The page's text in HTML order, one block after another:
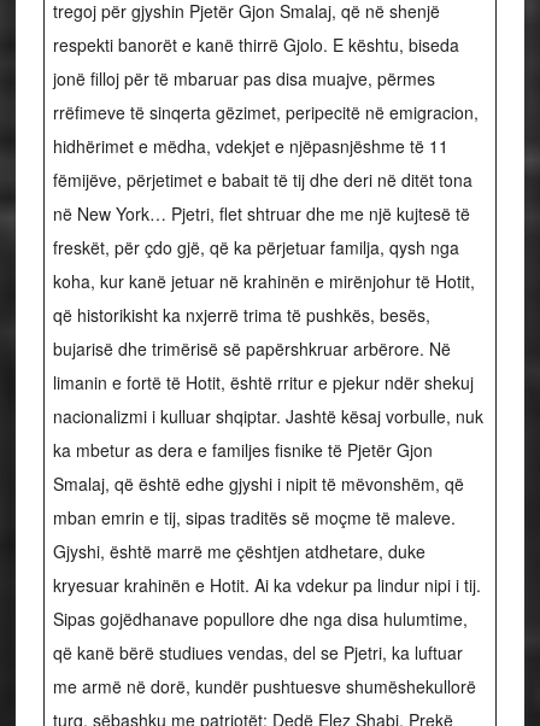
tregoj për gjyshin Pjetër Gjon Smalaj, që në shenjë
respekti banorët e kanë thirrë Gjolo. E kështu, biseda
jonë filloj për të mbaruar pas disa muajve, përmes
rrëfimeve të sinqerta gëzimet, peripecitë në emigracion,
hidhërimet e mëdha, vdekjet e njëpasnjëshme të 11
fëmijëve, përjetimet e babait të tij dhe deri në ditët tona
në New York… Pjetri, flet shtruar dhe me një kujtesë të
freskët, për çdo gjë, që ka përjetuar familja, qysh nga
koha, kur kanë jetuar në krahinën e mirënjohur të Hotit,
që historikisht ka nxjerrë trima të pushkës, besës,
bujarisë dhe trimërisë së papërshkruar arbërore. Në
limanin e fortë të Hotit, është rritur e pjekur ndër shekuj
nacionalizmi i kulluar shqiptar. Jashtë kësaj vorbulle, nuk
ka mbetur as dera e familjes fisnike të Pjetër Gjon
Smalaj, që është edhe gjyshi i nipit të mëvonshëm, që
mban emrin e tij, sipas traditës së moçme të maleve.
Gjyshi, është marrë me çështjen atdhetare, duke
kryesuar krahinën e Hotit. Ai ka vdekur pa lindur nipi i tij.
Sipas gojëdhanave popullore dhe nga disa hulumtime,
që kanë bërë studiues vendas, del se Pjetri, ka luftuar
me armë në dorë, kundër pushtuesve shumëshekullorë
turq, sëbashku me patriotët: Dedë Elez Shabi, Prekë